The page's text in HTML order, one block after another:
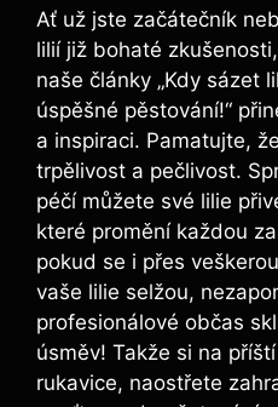
Ať už jste začátečník
lilií již bohaté
naše články „Kdy sázet
úspěšné pěstování!“
a inspiraci. Pamatujte,
trpělivost a pečlivost.
péčí můžete své lilie
které promění každou
pokud se i přes
vaše lilie selžou,
profesionálové občas
úsměv! Takže si na
rukavice, naostřete